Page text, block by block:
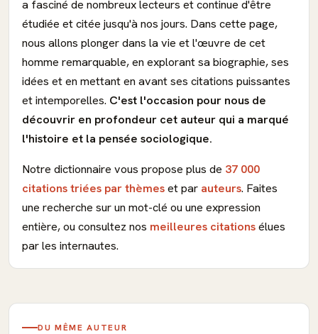
a fasciné de nombreux lecteurs et continue d'être
étudiée et citée jusqu'à nos jours. Dans cette page,
nous allons plonger dans la vie et l'œuvre de cet
homme remarquable, en explorant sa biographie, ses
idées et en mettant en avant ses citations puissantes
et intemporelles. C'est l'occasion pour nous de
découvrir en profondeur cet auteur qui a marqué
l'histoire et la pensée sociologique.
Notre dictionnaire vous propose plus de 37 000
citations triées par thèmeset par auteurs. Faites
une recherche sur un mot-clé ou une expression
entière, ou consultez nos meilleures citationsélues
par les internautes.
DU MÊME AUTEUR